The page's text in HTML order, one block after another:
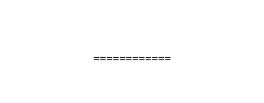
============